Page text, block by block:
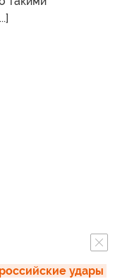
удары